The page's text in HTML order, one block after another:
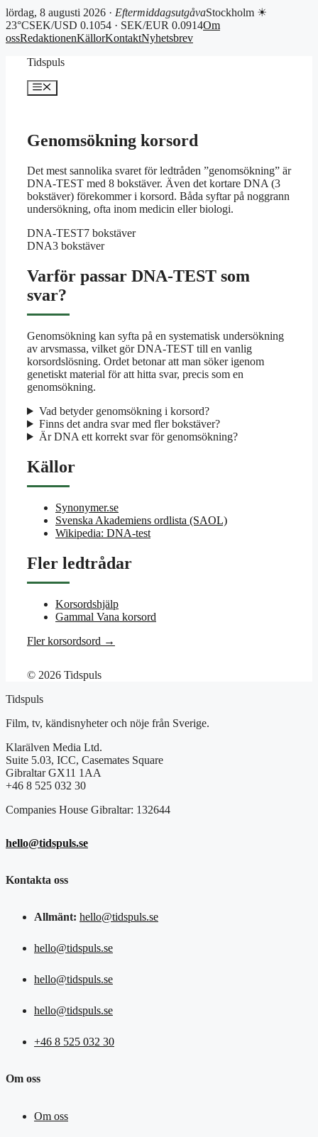
lördag, 8 augusti 2026 · EftermiddagsutgåvaStockholm ☀
23°CSEK/USD 0.1054 · SEK/EUR 0.0914Om
ossRedaktionenKällorKontaktNyhetsbrev
Tidspuls
Meny
Genomsökning korsord
Det mest sannolika svaret för ledtråden ”genomsökning” är
DNA-TEST med 8 bokstäver. Även det kortare DNA (3
bokstäver) förekommer i korsord. Båda syftar på noggrann
undersökning, ofta inom medicin eller biologi.
DNA-TEST7 bokstäver
DNA3 bokstäver
Varför passar DNA-TEST som
svar?
Genomsökning kan syfta på en systematisk undersökning
av arvsmassa, vilket gör DNA-TEST till en vanlig
korsordslösning. Ordet betonar att man söker igenom
genetiskt material för att hitta svar, precis som en
genomsökning.
Vad betyder genomsökning i korsord?
Finns det andra svar med fler bokstäver?
Är DNA ett korrekt svar för genomsökning?
Källor
Synonymer.se
Svenska Akademiens ordlista (SAOL)
Wikipedia: DNA-test
Fler ledtrådar
Korsordshjälp
Gammal Vana korsord
Fler korsordsord →
© 2026 Tidspuls
Tidspuls
Film, tv, kändisnyheter och nöje från Sverige.
Klarälven Media Ltd.
Suite 5.03, ICC, Casemates Square
Gibraltar GX11 1AA
+46 8 525 032 30
Companies House Gibraltar: 132644
hello@tidspuls.se
Kontakta oss
Allmänt: hello@tidspuls.se
hello@tidspuls.se
hello@tidspuls.se
hello@tidspuls.se
+46 8 525 032 30
Om oss
Om oss